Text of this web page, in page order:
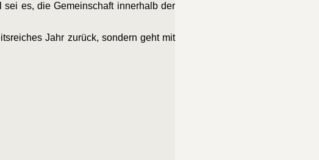
es, die Gemeinschaft innerhalb der
Jahr zurück, sondern geht mit